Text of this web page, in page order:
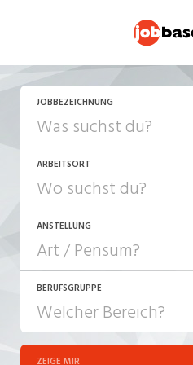
JOBBEZEICHNUNG
ARBEITSORT
ANSTELLUNG
JOB-TYP
Festanstellung
BERUFSGRUPPE
ZEIGE MIR